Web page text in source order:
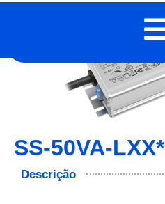
SS-50VA-LXX*
Descrição